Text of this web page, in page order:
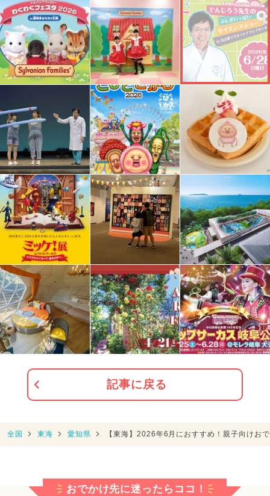
記事に戻る
全国 東海 愛知県 【東海】2026年6月におすすめ！親子向けお
おでかけ先に迷ったらココ！